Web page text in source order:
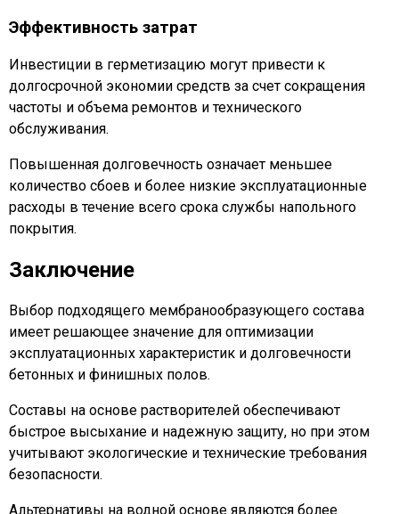
Эффективность затрат
Инвестиции в герметизацию могут привести к
долгосрочной экономии средств за счет сокращения
частоты и объема ремонтов и технического
обслуживания.
Повышенная долговечность означает меньшее
количество сбоев и более низкие эксплуатационные
расходы в течение всего срока службы напольного
покрытия.
Заключение
Выбор подходящего мембранообразующего состава
имеет решающее значение для оптимизации
эксплуатационных характеристик и долговечности
бетонных и финишных полов.
Составы на основе растворителей обеспечивают
быстрое высыхание и надежную защиту, но при этом
учитывают экологические и технические требования
безопасности.
Альтернативы на водной основе являются более